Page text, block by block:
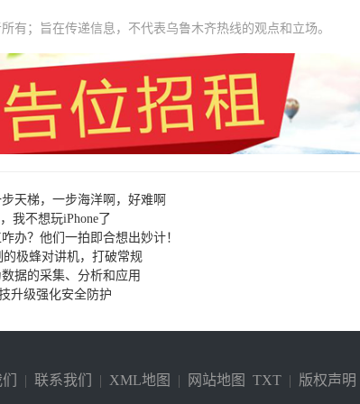
有；旨在传递信息，不代表乌鲁木齐热线的观点和立场。
天梯，一步海洋啊，好难啊
我不想玩iPhone了
办？他们一拍即合想出妙计！
极蜂对讲机，打破常规
据的采集、分析和应用
升级强化安全防护
| 联系我们 | XML地图 | 网站地图 TXT | 版权声明